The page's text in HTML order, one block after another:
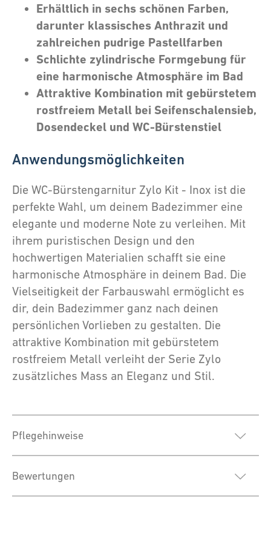
Erhältlich in sechs schönen Farben,
darunter klassisches Anthrazit und
zahlreichen pudrige Pastellfarben
Schlichte zylindrische Formgebung für
eine harmonische Atmosphäre im Bad
Attraktive Kombination mit gebürstetem
rostfreiem Metall bei Seifenschalensieb,
Dosendeckel und WC-Bürstenstiel
Anwendungsmöglichkeiten
Die WC-Bürstengarnitur Zylo Kit - Inox ist die
perfekte Wahl, um deinem Badezimmer eine
elegante und moderne Note zu verleihen. Mit
ihrem puristischen Design und den
hochwertigen Materialien schafft sie eine
harmonische Atmosphäre in deinem Bad. Die
Vielseitigkeit der Farbauswahl ermöglicht es
dir, dein Badezimmer ganz nach deinen
persönlichen Vorlieben zu gestalten. Die
attraktive Kombination mit gebürstetem
rostfreiem Metall verleiht der Serie Zylo
zusätzliches Mass an Eleganz und Stil.
Pflegehinweise
Bewertungen